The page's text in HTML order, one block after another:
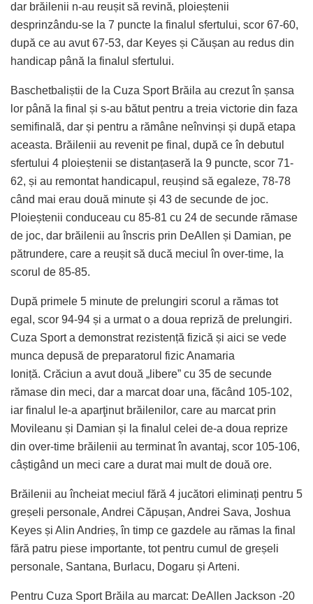
dar brăilenii n-au reușit să revină, ploieștenii
desprinzându-se la 7 puncte la finalul sfertului, scor 67-60,
după ce au avut 67-53, dar Keyes și Căușan au redus din
handicap până la finalul sfertului.
Baschetbaliștii de la Cuza Sport Brăila au crezut în șansa
lor până la final și s-au bătut pentru a treia victorie din faza
semifinală, dar și pentru a rămâne neînvinși și după etapa
aceasta. Brăilenii au revenit pe final, după ce în debutul
sfertului 4 ploieștenii se distanțaseră la 9 puncte, scor 71-
62, și au remontat handicapul, reușind să egaleze, 78-78
când mai erau două minute și 43 de secunde de joc.
Ploieștenii conduceau cu 85-81 cu 24 de secunde rămase
de joc, dar brăilenii au înscris prin DeAllen și Damian, pe
pătrundere, care a reușit să ducă meciul în over-time, la
scorul de 85-85.
După primele 5 minute de prelungiri scorul a rămas tot
egal, scor 94-94 și a urmat o a doua repriză de prelungiri.
Cuza Sport a demonstrat rezistență fizică și aici se vede
munca depusă de preparatorul fizic Anamaria
Ioniță. Crăciun a avut două „libere” cu 35 de secunde
rămase din meci, dar a marcat doar una, făcând 105-102,
iar finalul le-a aparţinut brăilenilor, care au marcat prin
Movileanu și Damian și la finalul celei de-a doua reprize
din over-time brăilenii au terminat în avantaj, scor 105-106,
câștigând un meci care a durat mai mult de două ore.
Brăilenii au încheiat meciul fără 4 jucători eliminați pentru 5
greșeli personale, Andrei Căpușan, Andrei Sava, Joshua
Keyes și Alin Andrieș, în timp ce gazdele au rămas la final
fără patru piese importante, tot pentru cumul de greșeli
personale, Santana, Burlacu, Dogaru și Arteni.
Pentru Cuza Sport Brăila au marcat: DeAllen Jackson -20